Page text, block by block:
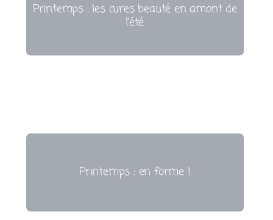
Printemps : les cures beauté en amont de
l’été
Printemps : en forme !